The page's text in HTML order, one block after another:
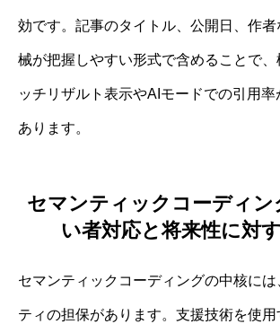
効です。記事のタイトル、公開日、作
械が把握しやすい形式で含めることで、
ッチリザルト表示やAIモードでの引用
あります。
セマンティックコーディン
い者対応と将来性に対
セマンティックコーディングの中核には
ティの担保があります。支援技術を使